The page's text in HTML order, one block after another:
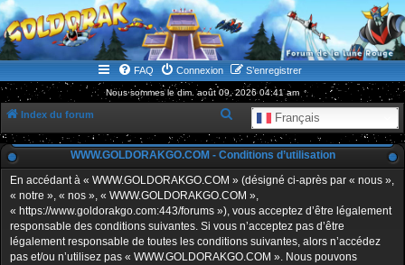
WWW.GOLDORAKGO.COM
le site de la Lune Rouge
FAQ Connexion S’enregistrer
Nous sommes le dim. août 09, 2026 04:41 am
Index du forum Français
e
c
h
e
r
c
WWW.GOLDORAKGO.COM - Conditions d’utilisation
En accédant à « WWW.GOLDORAKGO.COM » (désigné ci-après par « nous »,
« notre », « nos », « WWW.GOLDORAKGO.COM »,
« https://www.goldorakgo.com:443/forums »), vous acceptez d’être légalement
responsable des conditions suivantes. Si vous n’acceptez pas d’être
légalement responsable de toutes les conditions suivantes, alors n’accédez
pas et/ou n’utilisez pas « WWW.GOLDORAKGO.COM ». Nous pouvons